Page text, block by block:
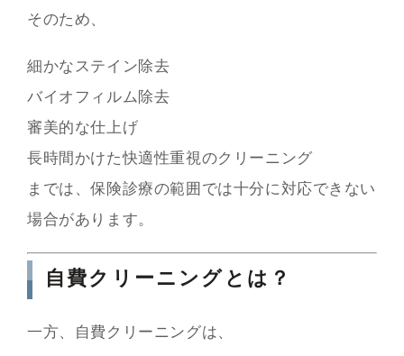
そのため、
細かなステイン除去
バイオフィルム除去
審美的な仕上げ
長時間かけた快適性重視のクリーニング
までは、保険診療の範囲では十分に対応できない
場合があります。
自費クリーニングとは？
一方、自費クリーニングは、